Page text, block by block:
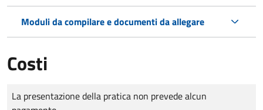
Moduli da compilare e documenti da allegare
Costi
Tipo di pagamento
Importo
La presentazione della pratica non prevede alcun